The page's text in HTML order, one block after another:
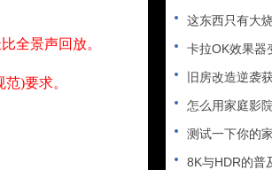
全景声回放。
)要求。
这东西只有大烧才能用到？
卡拉OK效果器变影院低管？
旧房改造逆袭获奖！德国
怎么用家庭影院，免
测试一下你的家庭影院效
8K与HDR的普及更进一